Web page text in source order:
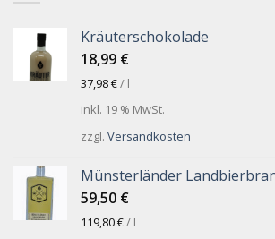
Kräuterschokolade
18,99 €
37,98€/ l
inkl. 19 % MwSt.
zzgl. Versandkosten
Münsterländer
59,50 €
119,80€/ l